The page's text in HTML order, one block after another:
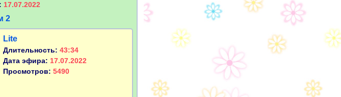
17.07.2022
2
Lite
Длительность: 43:34
Дата эфира: 17.07.2022
Просмотров: 5490